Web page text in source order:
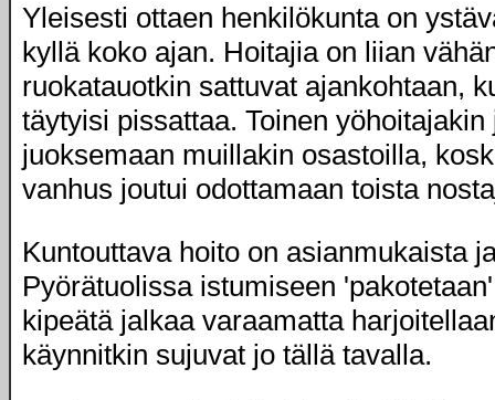
Yleisesti ottaen henkilökunta on
kyllä koko ajan. Hoitajia on liian
ruokatauotkin sattuvat ajankohtaan,
täytyisi pissattaa. Toinen
juoksemaan muillakin osastoilla,
vanhus joutui odottamaan toista
Kuntouttava hoito on asianmukaista
Pyörätuolissa istumiseen
kipeätä jalkaa varaamatta
käynnitkin sujuvat jo tällä tavalla.